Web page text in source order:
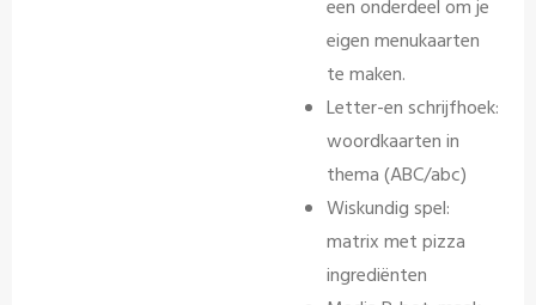
een onderdeel om je
eigen menukaarten
te maken.
Letter-en schrijfhoek:
woordkaarten in
thema (ABC/abc)
Wiskundig spel:
matrix met pizza
ingrediënten